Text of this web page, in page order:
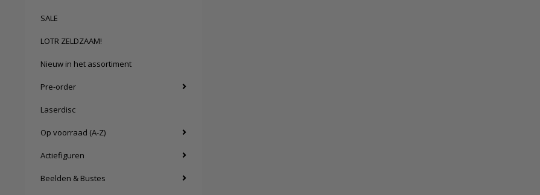
SALE
LOTR ZELDZAAM!
Nieuw in het assortiment
Pre-order
Laserdisc
Op voorraad (A-Z)
Actiefiguren
Beelden & Bustes